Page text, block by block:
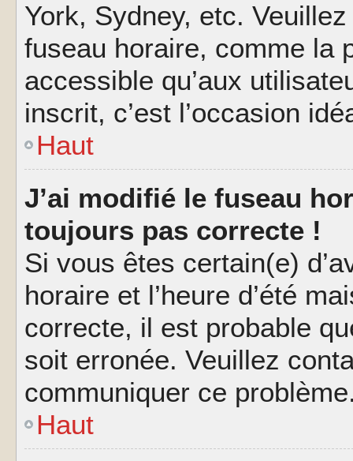
York, Sydney, etc.
fuseau horaire, comme la
accessible qu’aux
inscrit, c’est l’occasion
Haut
J’ai modifié le fuseau
toujours pas correcte !
Si vous êtes certain(e)
horaire et l’heure d’été
correcte, il est probable
soit erronée. Veuillez
communiquer ce
Haut